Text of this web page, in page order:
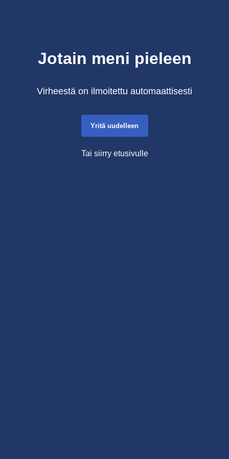
Jotain meni pieleen
Virheestä on ilmoitettu automaattisesti
Yritä uudelleen
Tai siirry etusivulle